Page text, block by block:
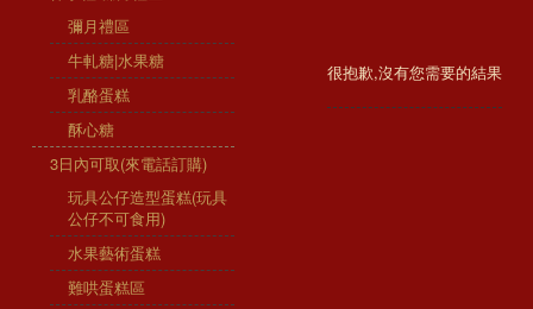
彌月禮區
牛軋糖|水果糖
乳酪蛋糕
酥心糖
3日內可取(來電話訂購)
玩具公仔造型蛋糕(玩具
公仔不可食用)
水果藝術蛋糕
難哄蛋糕區
很抱歉,沒有您需要的結果